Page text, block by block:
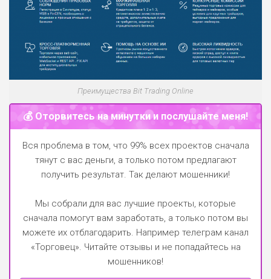
Преимущества Bit Trading Online
💰 Оторвитесь на минутки и послушайте меня!
Вся проблема в том, что 99% всех проектов сначала
тянут с вас деньги, а только потом предлагают
получить результат. Так делают мошенники!
Мы собрали для вас лучшие проекты, которые
сначала помогут вам заработать, а только потом вы
можете их отблагодарить. Например телеграм канал
«Торговец». Читайте отзывы и не попадайтесь на
мошенников!